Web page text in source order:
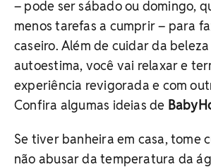
– pode ser sábado ou domingo,
menos tarefas a cumprir – para
caseiro. Além de cuidar da
autoestima, você vai relaxar e
experiência revigorada e com
Confira algumas ideias de
Se tiver banheira em casa, tome
não abusar da temperatura da